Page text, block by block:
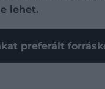
lehet.
preferált